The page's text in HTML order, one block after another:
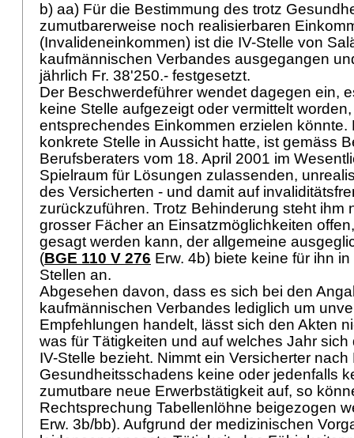
b) aa) Für die Bestimmung des trotz
zumutbarerweise noch realisierbaren
(Invalideneinkommen) ist die IV-Stelle von
kaufmännischen Verbandes ausgegangen
jährlich Fr. 38'250.- festgesetzt.
Der Beschwerdeführer wendet dagegen ein,
keine Stelle aufgezeigt oder vermittelt
entsprechendes Einkommen erzielen könnte.
konkrete Stelle in Aussicht hatte, ist gemäss
Berufsberaters vom 18. April 2001 im
Spielraum für Lösungen zulassenden,
des Versicherten - und damit auf
zurückzuführen. Trotz Behinderung steht ihm
grosser Fächer an Einsatzmöglichkeiten
gesagt werden kann, der allgemeine
(BGE 110 V 276 Erw. 4b) biete keine für ihn
Stellen an.
Abgesehen davon, dass es sich bei den
kaufmännischen Verbandes lediglich um
Empfehlungen handelt, lässt sich den Akten
was für Tätigkeiten und auf welches Jahr
IV-Stelle bezieht. Nimmt ein Versicherter nach
Gesundheitsschadens keine oder jedenfalls
zumutbare neue Erwerbstätigkeit auf, so
Rechtsprechung Tabellenlöhne beigezogen
Erw. 3b/bb). Aufgrund der medizinischen